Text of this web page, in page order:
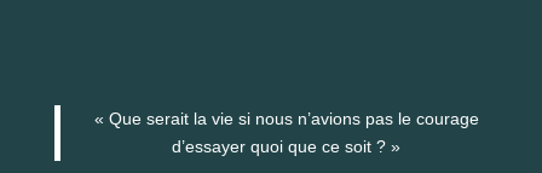
« Que serait la vie si nous n’avions pas le courage
d’essayer quoi que ce soit ? »